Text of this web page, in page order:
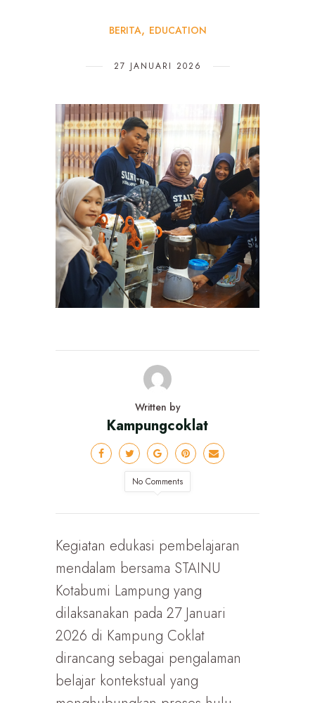
BERITA EDUCATION
27 JANUARI 2026
Written by
Kampungcoklat
No Comments
Kegiatan edukasi pembelajaran
mendalam bersama STAINU
Kotabumi Lampung yang
dilaksanakan pada 27 Januari
2026 di Kampung Coklat
dirancang sebagai pengalaman
belajar kontekstual yang